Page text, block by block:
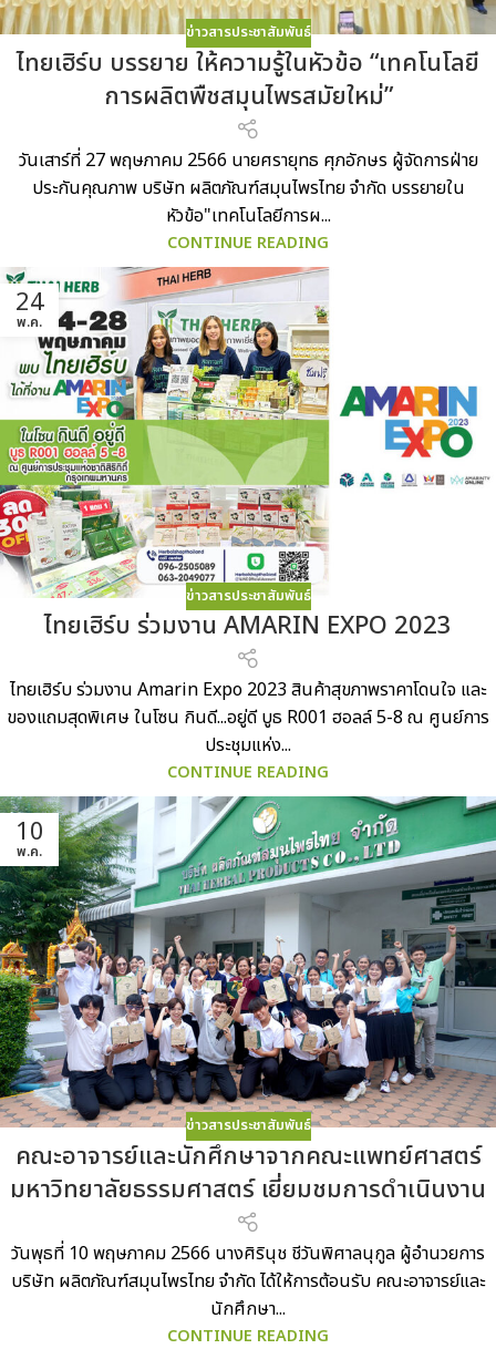
ข่าวสารประชาสัมพันธ์
ไทยเฮิร์บ บรรยาย ให้ความรู้ในหัวข้อ “เทคโนโลยี
การผลิตพืชสมุนไพรสมัยใหม่”
วันเสาร์ที่ 27 พฤษภาคม 2566 นายศรายุทธ ศุภอักษร ผู้จัดการฝ่าย
ประกันคุณภาพ บริษัท ผลิตภัณฑ์สมุนไพรไทย จำกัด บรรยายใน
หัวข้อ"เทคโนโลยีการผ...
CONTINUE READING
24
พ.ค.
ข่าวสารประชาสัมพันธ์
ไทยเฮิร์บ ร่วมงาน AMARIN EXPO 2023
ไทยเฮิร์บ ร่วมงาน Amarin Expo 2023 สินค้าสุขภาพราคาโดนใจ และ
ของแถมสุดพิเศษ ในโซน กินดี...อยู่ดี บูธ R001 ฮอลล์ 5-8 ณ ศูนย์การ
ประชุมแห่ง...
CONTINUE READING
10
พ.ค.
ข่าวสารประชาสัมพันธ์
คณะอาจารย์และนักศึกษาจากคณะแพทย์ศาสตร์
มหาวิทยาลัยธรรมศาสตร์ เยี่ยมชมการดำเนินงาน
วันพุธที่ 10 พฤษภาคม 2566 นางศิรินุช ชีวันพิศาลนุกูล ผู้อำนวยการ
บริษัท ผลิตภัณฑ์สมุนไพรไทย จำกัด ได้ให้การต้อนรับ คณะอาจารย์และ
นักศึกษา...
CONTINUE READING